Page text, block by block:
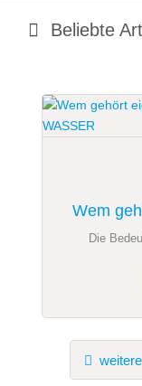
Beliebte
Wem
Die